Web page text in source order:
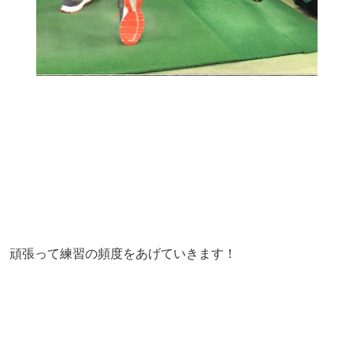
頑張って練習の頻度をあげていきます！